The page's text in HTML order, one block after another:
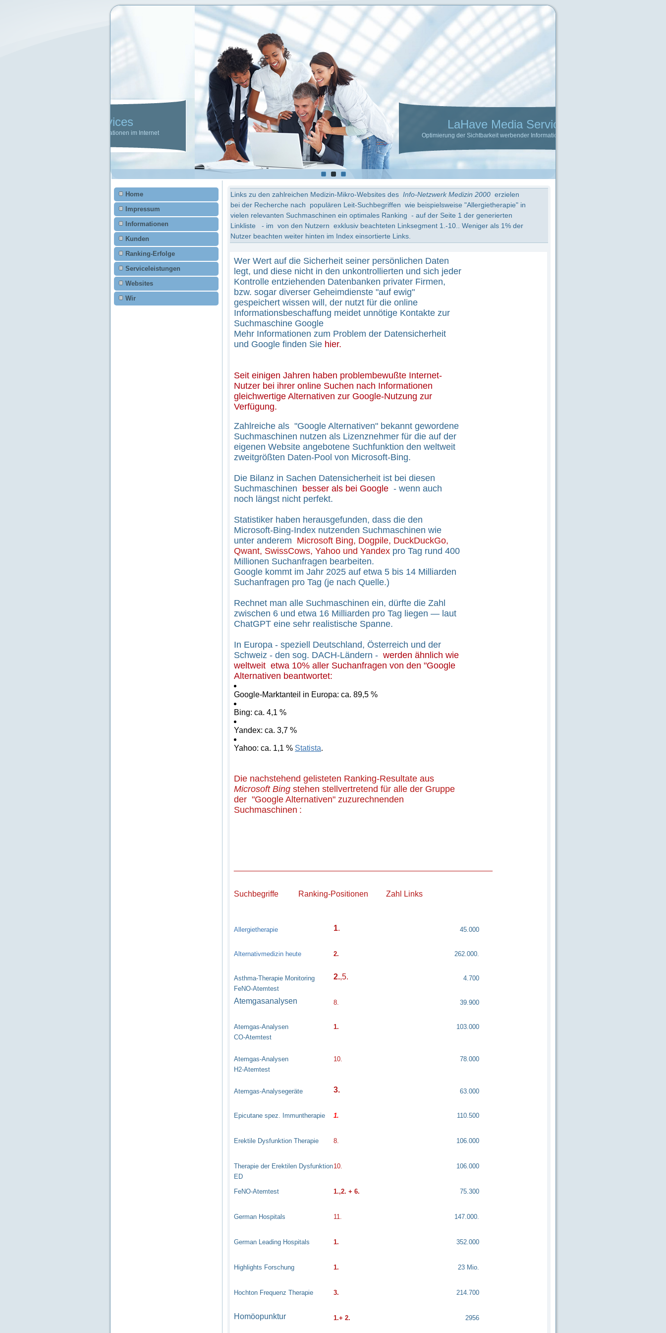
LaHave Media Services
Optimierung der Sichtbarkeit werbender Informationen im Internet
Home
Impressum
Informationen
Kunden
Ranking-Erfolge
Serviceleistungen
Websites
Wir
Links zu den zahlreichen Medizin-Mikro-Websites des Info-Netzwerk Medizin 2000 erzielen
bei der Recherche nach populären Leit-Suchbegriffen wie beispielsweise "Allergietherapie" in
vielen relevanten Suchmaschinen ein optimales Ranking - auf der Seite 1 der generierten
Linkliste - im von den Nutzern exklusiv beachteten Linksegment 1.-10.. Weniger als 1% der
Nutzer beachten weiter hinten im Index einsortierte Links.